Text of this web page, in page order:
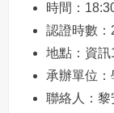
時間：
認證時數：
地點：資
承辦單位
聯絡人：